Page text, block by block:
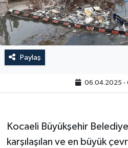
Paylaş
06.04.2025 -
Kocaeli Büyükşehir
karşılaşılan ve en büyük